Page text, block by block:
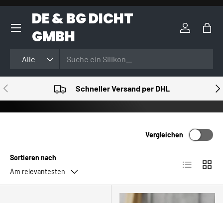
DIREKT ZUM INHALT
DE & BG DICHT
GMBH
Alle
Einloggen
VORHERIGE Schneller Versand per DHL
Sortieren nach
Am relevantesten
Vergleichen